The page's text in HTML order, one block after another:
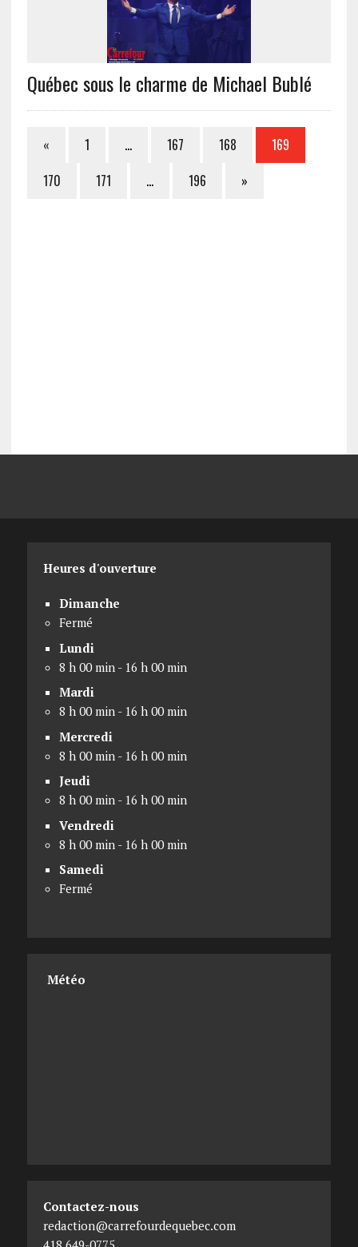
Québec sous le charme de Michael Bublé
« 1 … 167 168
169
170
171 … 196 »
Heures d'ouverture
Dimanche
Fermé
Lundi
8 h 00 min - 16 h 00 min
Mardi
8 h 00 min - 16 h 00 min
Mercredi
8 h 00 min - 16 h 00 min
Jeudi
8 h 00 min - 16 h 00 min
Vendredi
8 h 00 min - 16 h 00 min
Samedi
Fermé
Météo
Contactez-nous
redaction@carrefourdequebec.com